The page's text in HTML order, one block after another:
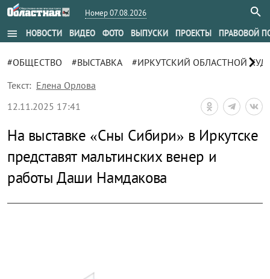
Номер 07.08.2026
menu НОВОСТИ ВИДЕО ФОТО ВЫПУСКИ ПРОЕКТЫ ПРАВОВОЙ
#ОБЩЕСТВО #ВЫСТАВКА #ИРКУТСКИЙ ОБЛАСТНОЙchevron_right
Текст: Елена Орлова
12.11.2025 17:41
На выставке «Сны Сибири» в Иркутске
представят мальтинских венер и
работы Даши Намдакова